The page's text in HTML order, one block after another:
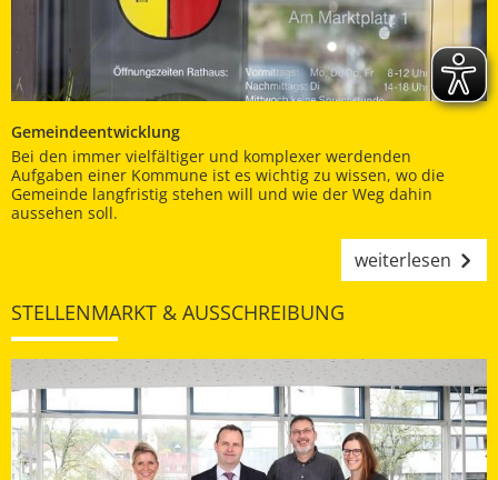
Gemeindeentwicklung
Bei den immer vielfältiger und komplexer werdenden
Aufgaben einer Kommune ist es wichtig zu wissen, wo die
Gemeinde langfristig stehen will und wie der Weg dahin
aussehen soll.
weiterlesen
STELLENMARKT & AUSSCHREIBUNG